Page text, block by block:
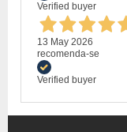
Verified buyer
13 May 2026
recomenda-se
Verified buyer